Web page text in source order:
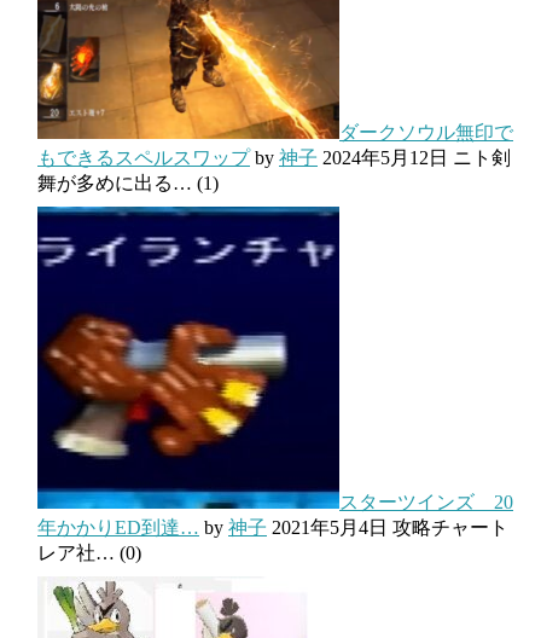
ダークソウル無印で
もできるスペルスワップby 神子 2024年5月12日 ニト剣
舞が多めに出る… (1)
スターツインズ 20
年かかりED到達… by 神子 2021年5月4日 攻略チャート
レア社… (0)